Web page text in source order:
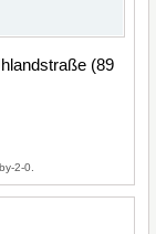
(89
2-0.